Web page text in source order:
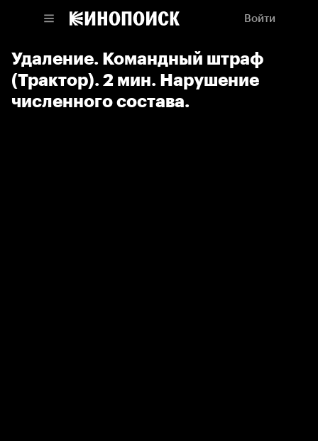
Войти
Удаление. Командный штраф
(Трактор). 2 мин. Нарушение
численного состава.